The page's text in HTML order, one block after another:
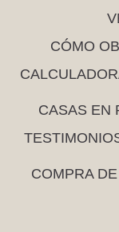
CÓMO
CASAS EN
COMPRA